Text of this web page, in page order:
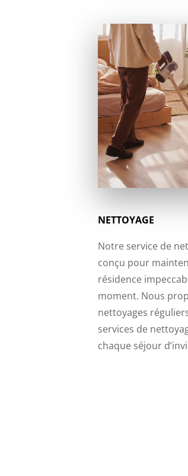
NETTOYAGE
Notre service de
conçu pour
résidence
moment. Nous
nettoyages
services de
chaque séjour